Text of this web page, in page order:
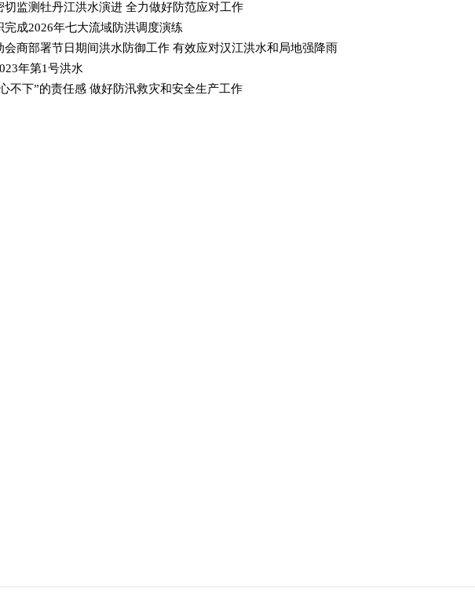
切监测牡丹江洪水演进 全力做好防范应对工作
完成2026年七大流域防洪调度演练
会商部署节日期间洪水防御工作 有效应对汉江洪水和局地强降雨
年第1号洪水
不下”的责任感 做好防汛救灾和安全生产工作